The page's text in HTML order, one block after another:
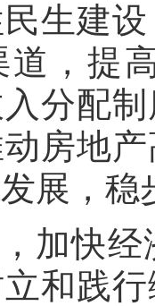
生建
道，提
分配
房地
展，
加快
和践